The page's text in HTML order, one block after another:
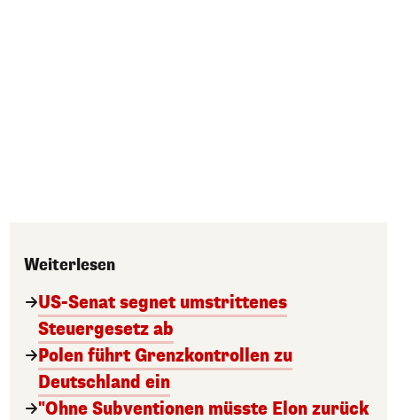
Weiterlesen
US-Senat segnet umstrittenes
Steuergesetz ab
Polen führt Grenzkontrollen zu
Deutschland ein
"Ohne Subventionen müsste Elon zurück